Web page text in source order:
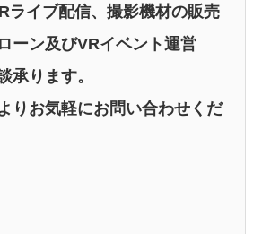
ライブ配信、撮影機材の販売
ーン及びVRイベント運営
承ります。
りお気軽にお問い合わせくだ